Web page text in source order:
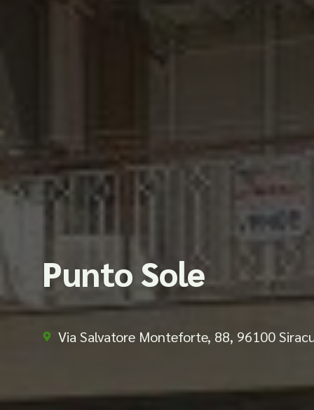
Punto Sole
Via Salvatore Monteforte, 88, 96100